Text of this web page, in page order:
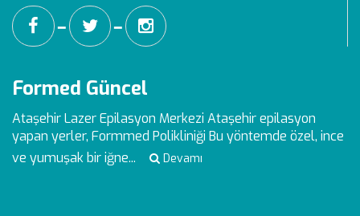
━ ━
Formed Güncel
Ataşehir Lazer Epilasyon Merkezi Ataşehir epilasyon
yapan yerler, Formmed Polikliniği Bu yöntemde özel, ince
ve yumuşak bir iğne...
Devamı